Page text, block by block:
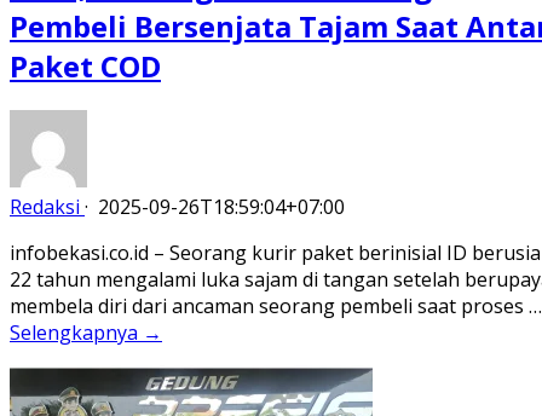
Pembeli Bersenjata Tajam Saat
Paket COD
Redaksi · 2025-09-26T18:59:04+07:00
infobekasi.co.id – Seorang kurir paket berinisial ID berusia
22 tahun mengalami luka sajam di tangan setelah
membela diri dari ancaman seorang pembeli saat proses …
Selengkapnya →